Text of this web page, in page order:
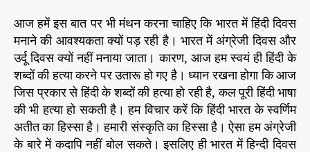
आज हमें इस बात पर भी मंथन करना चाहिए कि भारत में हिंदी दिवस
मनाने की आवश्यकता क्यों पड़ रही है। भारत में अंग्रेजी दिवस और
उर्दू दिवस क्यों नहीं मनाया जाता। कारण, आज हम स्वयं ही हिंदी के
शब्दों की हत्या करने पर उतारू हो गए है। ध्यान रखना होगा कि आज
जिस प्रकार से हिंदी के शब्दों की हत्या हो रही है, कल पूरी हिंदी भाषा
की भी हत्या हो सकती है। हम विचार करें कि हिंदी भारत के स्वर्णिम
अतीत का हिस्सा है। हमारी संस्कृति का हिस्सा है। ऐसा हम अंग्रेजी
के बारे में कदापि नहीं बोल सकते। इसलिए ही भारत में हिन्दी दिवस